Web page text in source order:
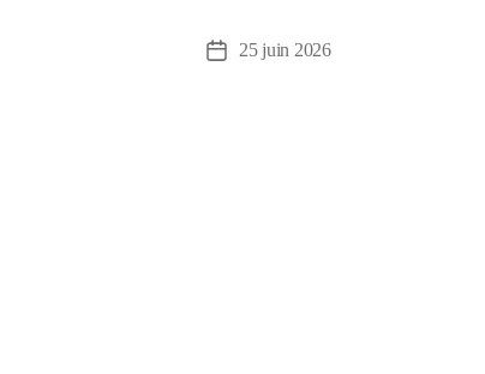
25 juin 2026